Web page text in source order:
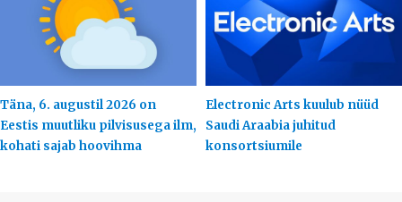
Täna, 6. augustil 2026 on
Eestis muutliku pilvisusega ilm,
kohati sajab hoovihma
Electronic Arts kuulub nüüd
Saudi Araabia juhitud
konsortsiumile